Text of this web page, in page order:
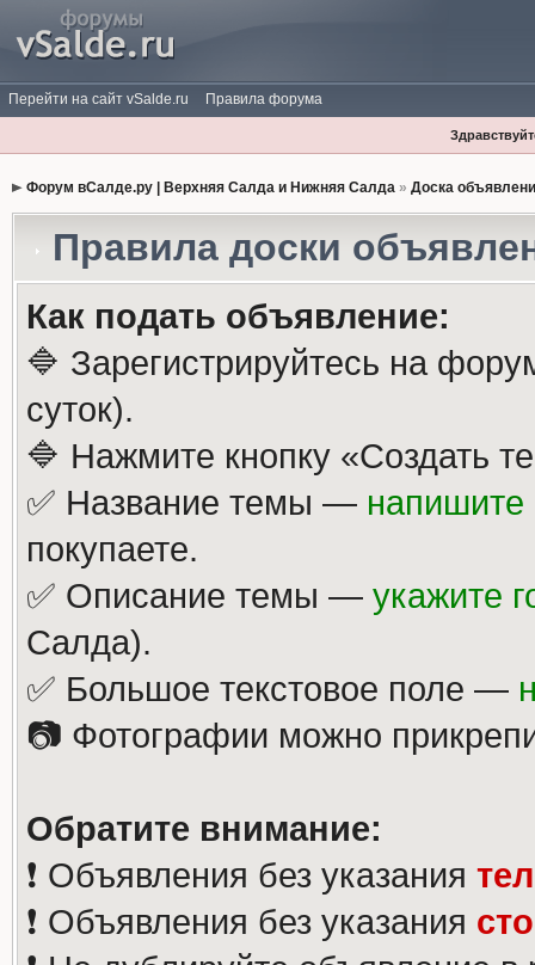
Перейти на сайт vSalde.ru Правила форума
Форум вСалде.ру | Верхняя Салда и Нижняя Салда» Доска
Правила доски
Как подать объявление:
🔷 Зарегистрируйтесь на
суток).
🔷 Нажмите кнопку «Создать
✅ Название темы — напишите
покупаете.
✅ Описание темы — укажите
Салда).
✅ Большое текстовое поле —
📷 Фотографии можно
Обратите внимание:
❗️ Объявления без указания
❗️ Объявления без указания